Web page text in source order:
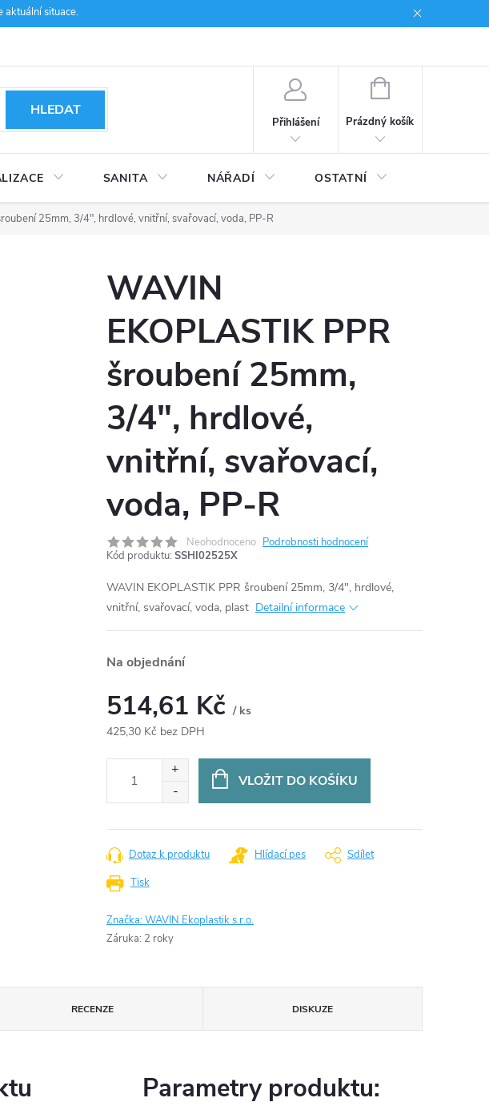
aktuální situace.
HLEDAT
Přihlášení
NÁKUPNÍ
Prázdný košík
SANITA NÁŘADÍ OSTATNÍ
25mm, 3/4", hrdlové, vnitřní, svařovací, voda, PP-R
WAVIN
EKOPLASTIK PPR
šroubení 25mm,
3/4", hrdlové,
vnitřní, svařovací,
voda, PP-R
Neohodnoceno Podrobnosti hodnocení
Kód produktu: SSHI02525X
WAVIN EKOPLASTIK PPR šroubení 25mm, 3/4", hrdlové,
vnitřní, svařovací, voda, plast Detailní informace
Na objednání
514,61 Kč / ks
425,30 Kč bez DPH
VLOŽIT DO KOŠÍKU
Tisk
Dotaz k produktu Hlídací pes Sdílet
Značka:WAVIN Ekoplastik s.r.o.
Záruka: 2 roky
RECENZE DISKUZE
Parametry produktu: